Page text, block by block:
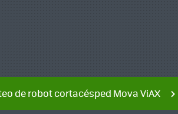
de robot cortacésped Mova ViAX